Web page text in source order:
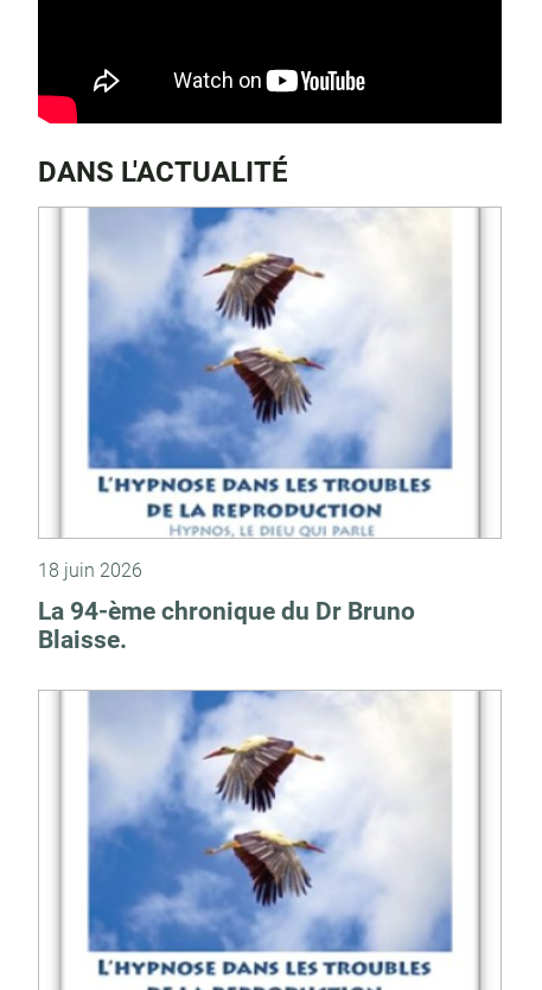
DANS L'ACTUALITÉ
18 juin 2026
La 94-ème chronique du Dr Bruno
Blaisse.